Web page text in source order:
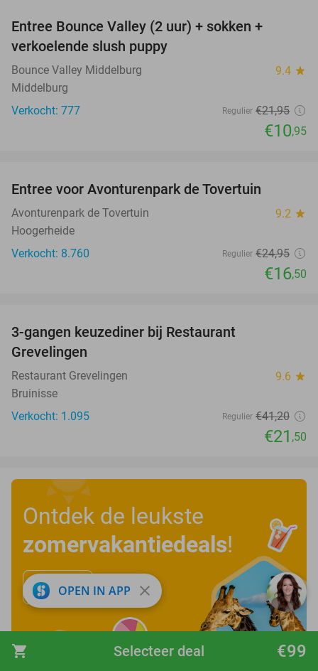
shopping_cart €99
Selecteer deal
Entree Bounce Valley (2 uur) + sokken +
verkoelende slush puppy
Bounce Valley Middelburg 9.4 star
Middelburg
Verkocht: 777
Regulier €21,95
€10,95
Entree voor Avonturenpark de Tovertuin
Avonturenpark de Tovertuin 9.2 star
Hoogerheide
Verkocht: 8.760
Regulier €24,95
€16,50
3-gangen keuzediner bij Restaurant
Grevelingen
Restaurant Grevelingen 9.6 star
Bruinisse
Verkocht: 1.095
Regulier €41,20
€21 ,50
Ontdek de leukste
zomervakantiedeals!
Bekijk nuOPEN IN APP close